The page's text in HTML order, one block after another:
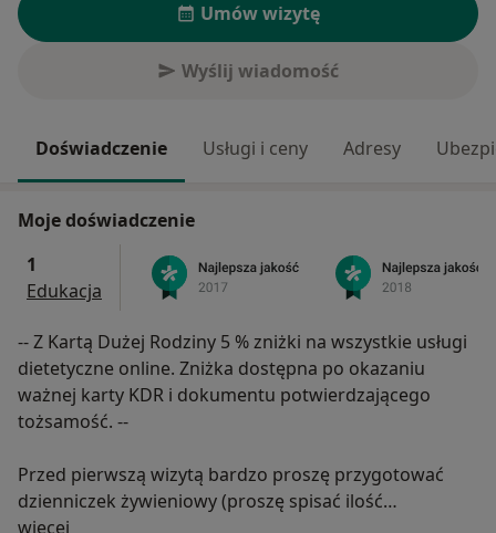
Umów wizytę
Wyślij wiadomość
Doświadczenie Usługi i ceny Adresy
Moje doświadczenie
1
Edukacja
-- Z Kartą Dużej Rodziny 5 % zniżki na wszystkie usługi
dietetyczne online. Zniżka dostępna po okazaniu
ważnej karty KDR i dokumentu potwierdzającego
tożsamość. --
Przed pierwszą wizytą bardzo proszę przygotować
dzienniczek żywieniowy (proszę spisać ilość
zwyczajowo przyjmowanych pokarmów z przynajmniej
więcej